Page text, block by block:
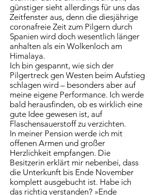
günstiger sieht allerdings für uns das
Zeitfenster aus, denn die diesjährige
coronafreie Zeit zum Pilgern durch
Spanien wird doch wesentlich länger
anhalten als ein Wolkenloch am
Himalaya.
Ich bin gespannt, wie sich der
Pilgertreck gen Westen beim Aufstieg
schlagen wird – besonders aber auf
meine eigene Performance. Ich werde
bald herausfinden, ob es wirklich eine
gute Idee gewesen ist, auf
Flaschensauerstoff zu verzichten.
In meiner Pension werde ich mit
offenen Armen und großer
Herzlichkeit empfangen. Die
Besitzerin erklärt mir nebenbei, dass
die Unterkunft bis Ende November
komplett ausgebucht ist. Habe ich
das richtig verstanden? »Ende